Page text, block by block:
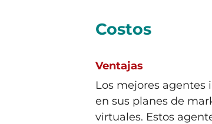
Costos
Ventajas
Los mejores
en sus planes de
virtuales. Estos